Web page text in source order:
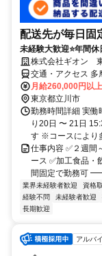
配送先が毎日固
未経験大歓迎⭐年間
株式会社ギオン
交通・アクセス 多
月給260,000円以上
東京都立川市
勤務時間詳細 実働
り20日 〜 21日
す ※コースにより
仕事内容 ✅２週間
ース ✅加工食品・
間固定で勤務
業界未経験者歓迎 資格
経験不問
未経験者歓迎
長期歓迎
アルバ